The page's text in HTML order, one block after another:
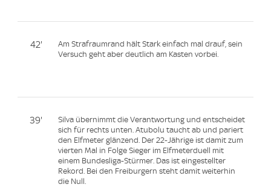
42'
Am Strafraumrand hält Stark einfach mal drauf, sein
Versuch geht aber deutlich am Kasten vorbei.
39'
Silva übernimmt die Verantwortung und entscheidet
sich für rechts unten. Atubolu taucht ab und pariert
den Elfmeter glänzend. Der 22-Jährige ist damit zum
vierten Mal in Folge Sieger im Elfmeterduell mit
einem Bundesliga-Stürmer. Das ist eingestellter
Rekord. Bei den Freiburgern steht damit weiterhin
die Null.